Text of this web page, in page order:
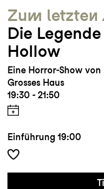
Zum
Die
Hollow
Eine Horror-Show
Grosses Haus
19:30 - 21:50
Einführung 19:00